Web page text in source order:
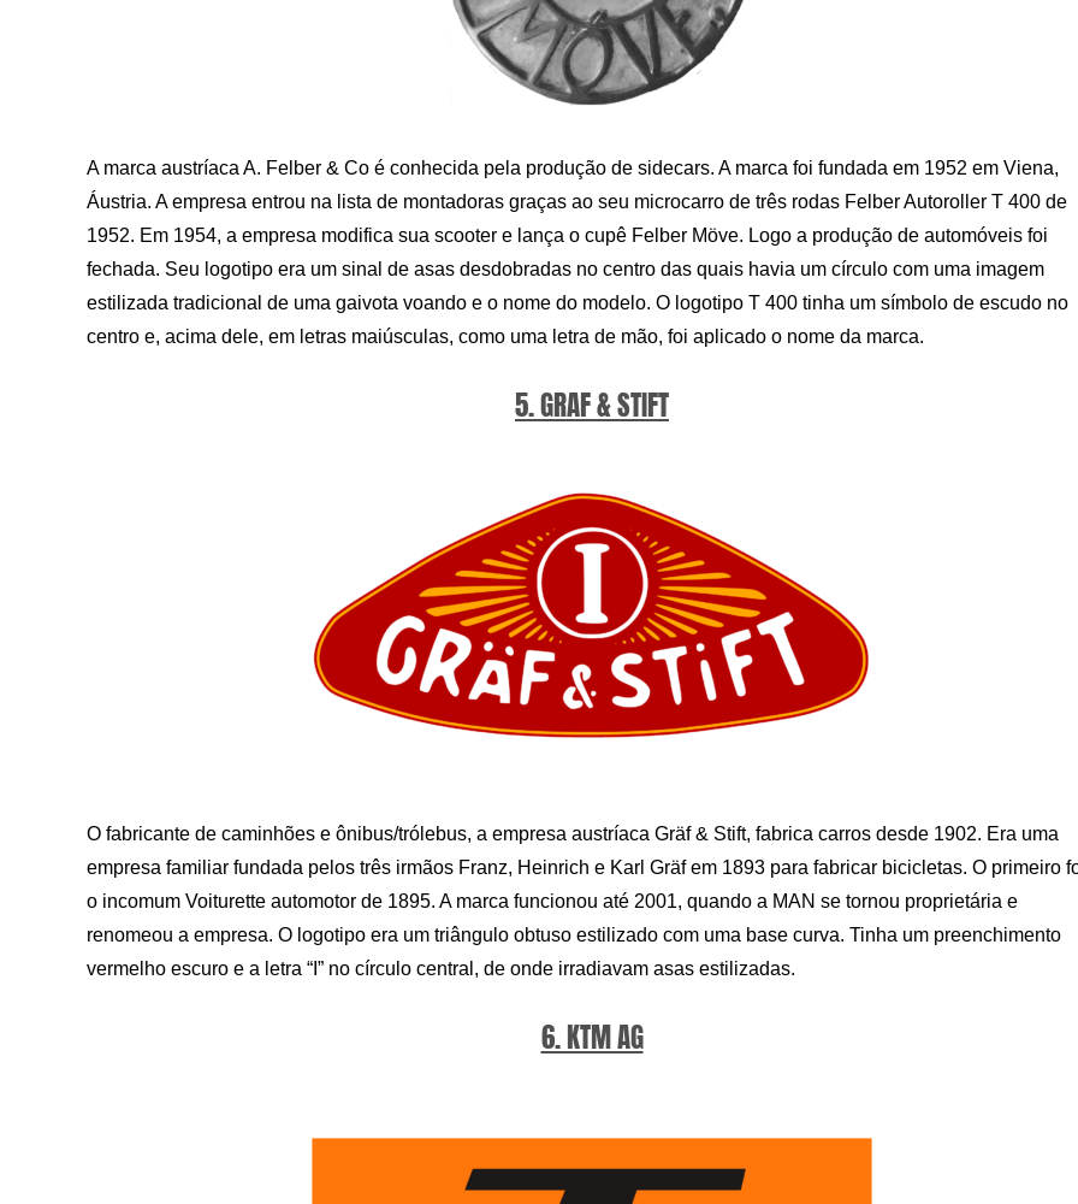
A marca austríaca A. Felber & Co é conhecida pela produção de sidecars. A marca foi fundada em 1952 em Viena,
Áustria. A empresa entrou na lista de montadoras graças ao seu microcarro de três rodas Felber Autoroller T 400 de
1952. Em 1954, a empresa modifica sua scooter e lança o cupê Felber Möve. Logo a produção de automóveis foi
fechada. Seu logotipo era um sinal de asas desdobradas no centro das quais havia um círculo com uma imagem
estilizada tradicional de uma gaivota voando e o nome do modelo. O logotipo T 400 tinha um símbolo de escudo no
centro e, acima dele, em letras maiúsculas, como uma letra de mão, foi aplicado o nome da marca.
5. GRAF & STIFT
O fabricante de caminhões e ônibus/trólebus, a empresa austríaca Gräf & Stift, fabrica carros desde 1902. Era uma
empresa familiar fundada pelos três irmãos Franz, Heinrich e Karl Gräf em 1893 para fabricar bicicletas. O primeiro
o incomum Voiturette automotor de 1895. A marca funcionou até 2001, quando a MAN se tornou proprietária e
renomeou a empresa. O logotipo era um triângulo obtuso estilizado com uma base curva. Tinha um preenchimento
vermelho escuro e a letra “I” no círculo central, de onde irradiavam asas estilizadas.
6. KTM AG